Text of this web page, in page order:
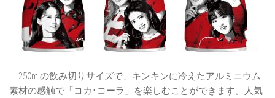
250mlの飲み切りサイズで、キンキンに冷えたアルミニウム
素材の感触で「コカ･コーラ」を楽しむことができます。人気